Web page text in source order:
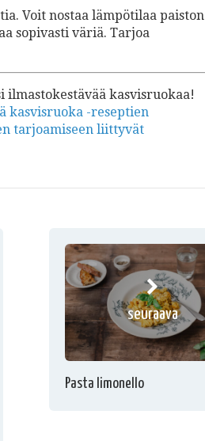
Voit nostaa lämpötilaa paiston
sopivasti väriä. Tarjoa
kasvisruokaa!
kasvisruoka -reseptien
tarjoamiseen liittyvät
seuraava
Pasta limonello